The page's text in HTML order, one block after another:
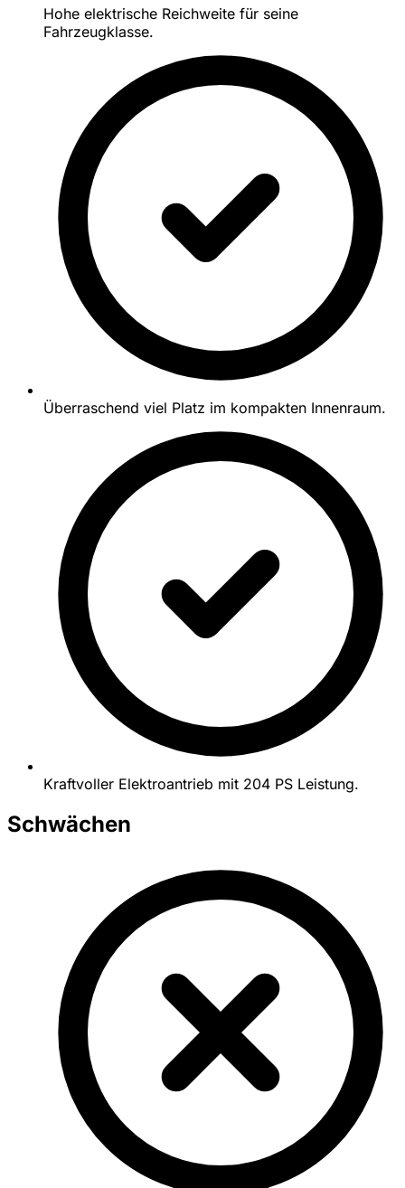
Hohe elektrische Reichweite für seine
Fahrzeugklasse.
Überraschend viel Platz im kompakten Innenraum.
Kraftvoller Elektroantrieb mit 204 PS Leistung.
Schwächen